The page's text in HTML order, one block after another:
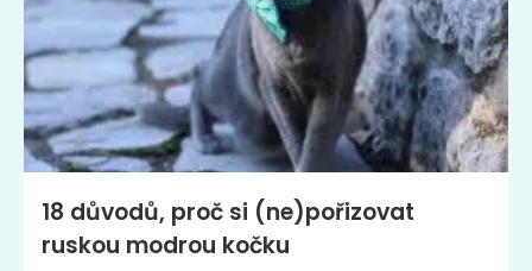
18 důvodů, proč si (ne)pořizovat
ruskou modrou kočku